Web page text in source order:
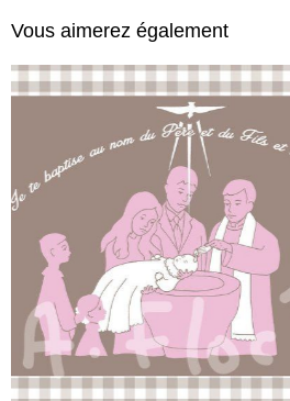
Vous aimerez également
-29 %